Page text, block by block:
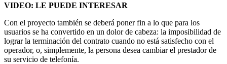
VIDEO: LE PUEDE INTERESAR
Con el proyecto también se deberá poner fin a lo que para los
usuarios se ha convertido en un dolor de cabeza: la imposibilidad de
lograr la terminación del contrato cuando no está satisfecho con el
operador, o, simplemente, la persona desea cambiar el prestador de
su servicio de telefonía.